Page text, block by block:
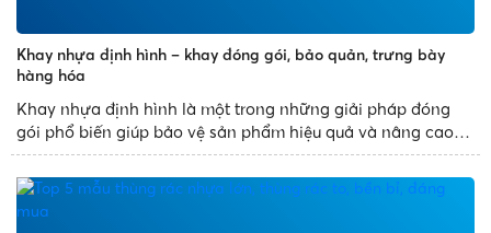
Khay nhựa định hình – khay đóng gói, bảo quản, trưng bày
hàng hóa
Khay nhựa định hình là một trong những giải pháp đóng
gói phổ biến giúp bảo vệ sản phẩm hiệu quả và nâng cao
tính thẩm mỹ. Với thiết kế đa dạng, sản xuất theo khuôn
mẫu có sẵn, khay nhựa định hình mang đến những sản
phẩm đẹp...